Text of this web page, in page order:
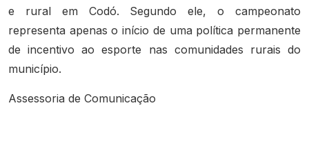
e rural em Codó. Segundo ele, o campeonato
representa apenas o início de uma política permanente
de incentivo ao esporte nas comunidades rurais do
município.
Assessoria de Comunicação